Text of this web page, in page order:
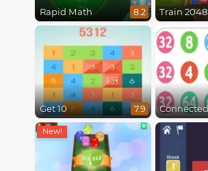
Rapid Math 8.2 Train 2048
Get 10 7.9